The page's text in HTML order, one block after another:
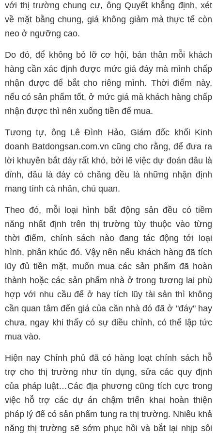
với thị trường chung cư, ông Quyết khẳng định, xét
về mặt bằng chung, giá không giảm mà thực tế còn
neo ở ngưỡng cao.
Do đó, để không bỏ lỡ cơ hội, bản thân mỗi khách
hàng cần xác định được mức giá đáy mà mình chấp
nhận được để bắt cho riêng mình. Thời điểm này,
nếu có sản phẩm tốt, ở mức giá mà khách hàng chấp
nhận được thì nên xuống tiền để mua.
Tương tự, ông Lê Đình Hảo, Giám đốc khối Kinh
doanh Batdongsan.com.vn cũng cho rằng, để đưa ra
lời khuyên bắt đáy rất khó, bởi lẽ việc dự đoán đâu là
đỉnh, đâu là đáy có chăng đều là những nhận định
mang tính cá nhân, chủ quan.
Theo đó, mỗi loại hình bất động sản đều có tiềm
năng nhất định trên thị trường tùy thuộc vào từng
thời điểm, chính sách nào đang tác động tới loại
hình, phân khúc đó. Vậy nên nếu khách hàng đã tích
lũy đủ tiền mặt, muốn mua các sản phẩm đã hoàn
thành hoặc các sản phẩm nhà ở trong tương lai phù
hợp với nhu cầu để ở hay tích lũy tài sản thì không
cần quan tâm đến giá của căn nhà đó đã ở "đáy" hay
chưa, ngay khi thấy có sự điều chỉnh, có thể lập tức
mua vào.
Hiện nay Chính phủ đã có hàng loạt chính sách hỗ
trợ cho thị trường như tín dụng, sửa các quy định
của pháp luật…Các địa phương cũng tích cực trong
việc hỗ trợ các dự án chậm triển khai hoàn thiện
pháp lý để có sản phẩm tung ra thị trường. Nhiều khả
năng thị trường sẽ sớm phục hồi và bắt lại nhịp sôi